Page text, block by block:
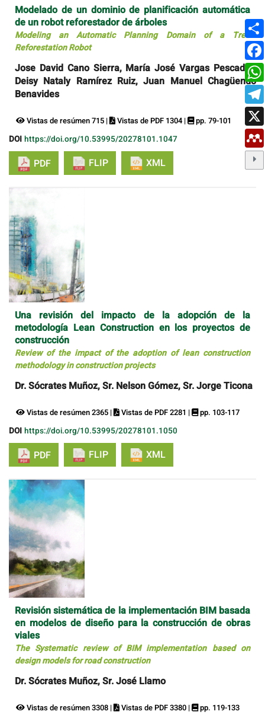
Modelado de un dominio de planificación automática
de un robot reforestador de árboles
Modeling an Automatic Planning Domain of a Tree
Reforestation Robot
Jose David Cano Sierra, María José Vargas Pescador,
Deisy Nataly Ramírez Ruiz, Juan Manuel Chagüendo
Benavides
Vistas de resúmen 715 | Vistas de PDF 1304 | pp. 79-101
DOI https://doi.org/10.53995/20278101.1047
PDF FLIP XML
Una revisión del impacto de la adopción de la
metodología Lean Construction en los proyectos de
construcción
Review of the impact of the adoption of lean construction
methodology in construction projects
Dr. Sócrates Muñoz, Sr. Nelson Gómez, Sr. Jorge Ticona
Vistas de resúmen 2365 | Vistas de PDF 2281 | pp. 103-117
DOI https://doi.org/10.53995/20278101.1050
PDF FLIP XML
Revisión sistemática de la implementación BIM basada
en modelos de diseño para la construcción de obras
viales
The Systematic review of BIM implementation based on
design models for road construction
Dr. Sócrates Muñoz, Sr. José Llamo
Vistas de resúmen 3308 | Vistas de PDF 3380 | pp. 119-133